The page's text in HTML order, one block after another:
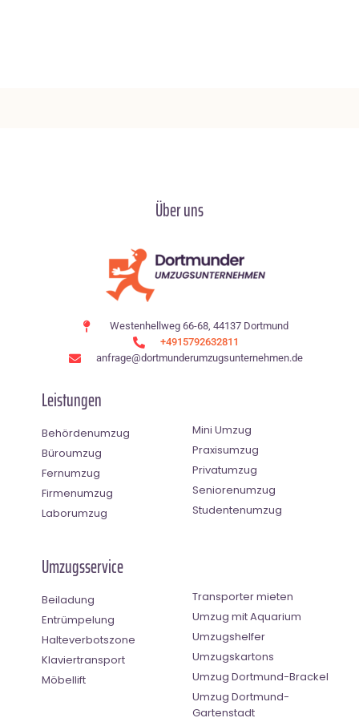
Über uns
Westenhellweg 66-68, 44137 Dortmund
+4915792632811
anfrage@dortmunderumzugsunternehmen.de
Leistungen
Behördenumzug
Büroumzug
Fernumzug
Firmenumzug
Laborumzug
Mini Umzug
Praxisumzug
Privatumzug
Seniorenumzug
Studentenumzug
Umzugsservice
Beiladung
Entrümpelung
Halteverbotszone
Klaviertransport
Möbellift
Transporter mieten
Umzug mit Aquarium
Umzugshelfer
Umzugskartons
Umzug Dortmund-Brackel
Umzug Dortmund-
Gartenstadt